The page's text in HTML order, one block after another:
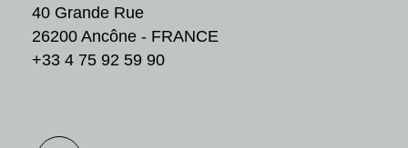
40 Grande Rue
26200 Ancône - FRANCE
+33 4 75 92 59 90